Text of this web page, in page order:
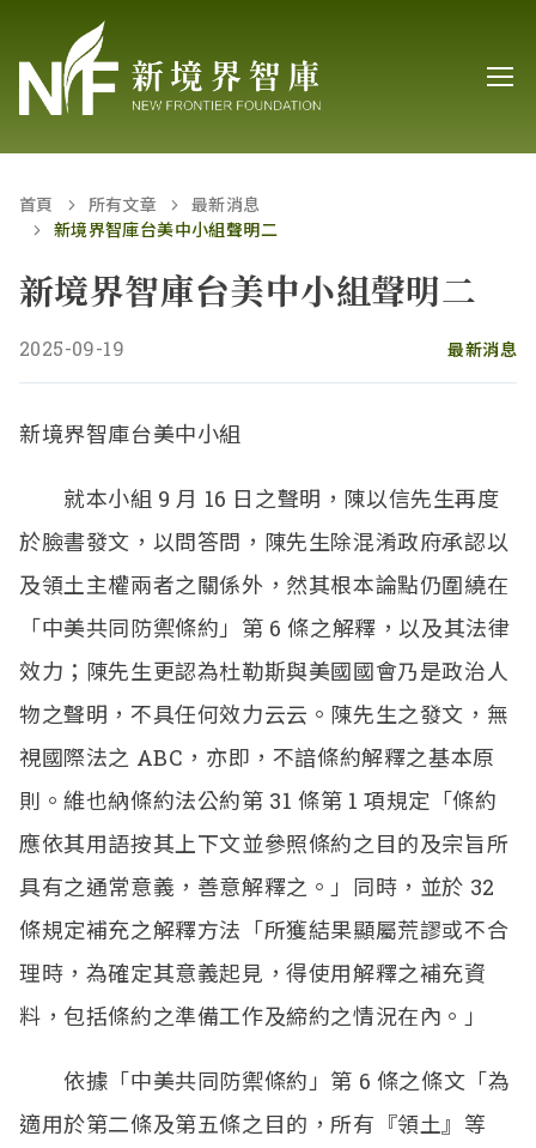
首頁 所有文章
最新消息
新境界智庫台美中小組聲明二
新境界智庫台美中小組聲明二
2025-09-19 最新消息
新境界智庫台美中小組
就本小組 9 月 16 日之聲明，陳以信先生再度
於臉書發文，以問答問，陳先生除混淆政府承認以
及領土主權兩者之關係外，然其根本論點仍圍繞在
「中美共同防禦條約」第 6 條之解釋，以及其法律
效力；陳先生更認為杜勒斯與美國國會乃是政治人
物之聲明，不具任何效力云云。陳先生之發文，無
視國際法之 ABC，亦即，不諳條約解釋之基本原
則。維也納條約法公約第 31 條第 1 項規定「條約
應依其用語按其上下文並參照條約之目的及宗旨所
具有之通常意義，善意解釋之。」同時，並於 32
條規定補充之解釋方法「所獲結果顯屬荒謬或不合
理時，為確定其意義起見，得使用解釋之補充資
料，包括條約之準備工作及締約之情況在內。」
依據「中美共同防禦條約」第 6 條之條文「為
適用於第二條及第五條之目的，所有『領土』等